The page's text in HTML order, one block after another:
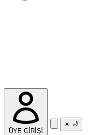
ÜYE GİRİŞİ
☀️ 🌙